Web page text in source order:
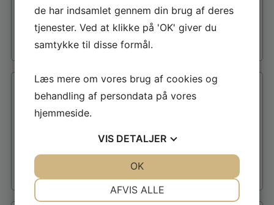
de har indsamlet gennem din brug af deres
tjenester. Ved at klikke på 'OK' giver du
samtykke til disse formål.
Læs mere om vores brug af cookies og
behandling af persondata på vores
hjemmeside.
VIS DETALJER
AFVIS ALLE
OK